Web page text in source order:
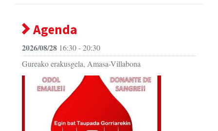
Agenda
2026/08/28 16:30 - 20:30
Gureako erakusgela, Amasa-Villabona